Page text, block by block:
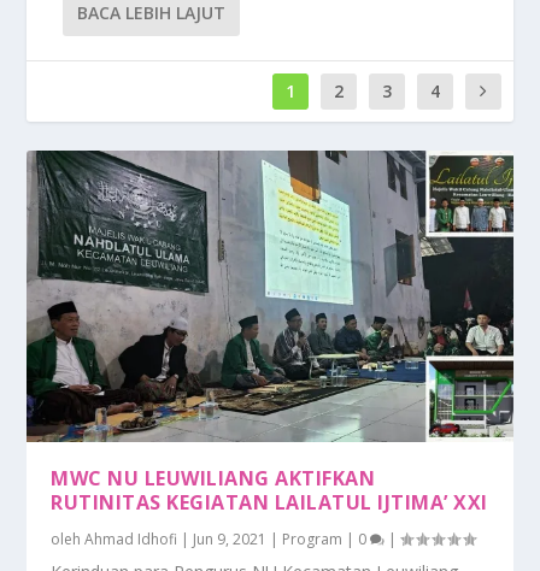
BACA LEBIH LAJUT
1 2 3 4
MWC NU LEUWILIANG AKTIFKAN
RUTINITAS KEGIATAN LAILATUL IJTIMA’ XXI
olehAhmad Idhofi | Jun 9, 2021 | Program | 0 |